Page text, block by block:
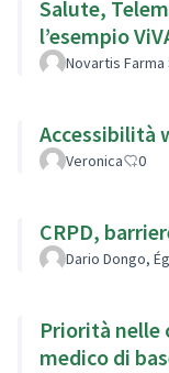
Salute,
l’esempio
Novartis Farma
Accessibilità
Veronica 0
CRPD,
Dario Dongo,
Priorità nelle cure e reale coinvolgimento del
medico di